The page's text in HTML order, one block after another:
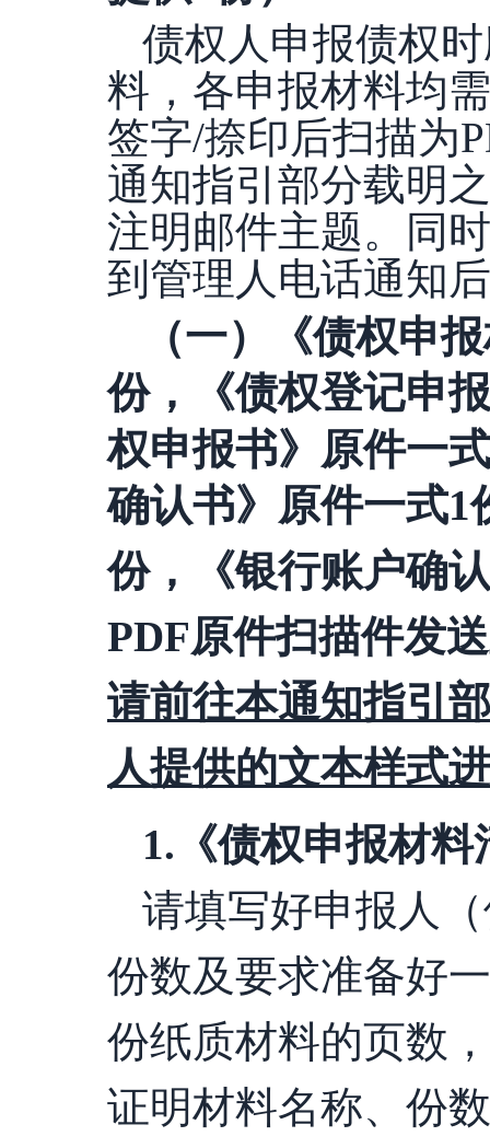
债权人申报债权
料，各申报材料均
签字/捺印后扫描为
通知指引部分载明
注明邮件主题。同
到管理人电话通知
（一）《债权申
份，《债权登记申
权申报书》原件一式
确认书》原件一式1
份，《银行账户确
PDF原件扫描件发
请前往本通知指引
人提供的文本样式
1. 《债权申报材
请填写好申报人
份数及要求准备好
份纸质材料的页数
证明材料名称、份